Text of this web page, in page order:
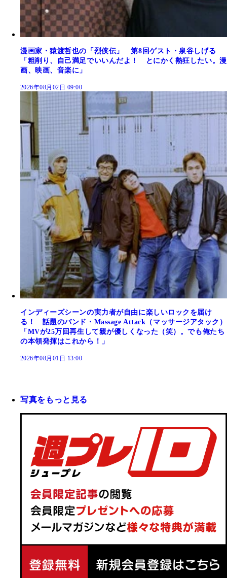
漫画家・猿渡哲也の「烈侠伝」 第8回ゲスト・泉谷しげる
「粗削り、自己満足でいいんだよ！ とにかく熱狂したい。漫
画、映画、音楽に」
2026年08月02日 09:00
インディーズシーンの実力者が自由に楽しいロックを届け
る！ 話題のバンド・Massage Attack（マッサージアタック）
「MVが25万回再生して親が優しくなった（笑）。でも俺たち
の本領発揮はこれから！」
2026年08月01日 13:00
写真をもっと見る